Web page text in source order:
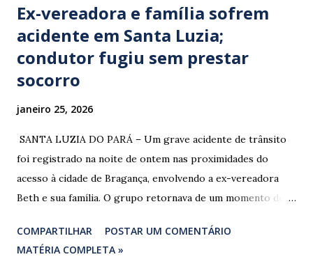
Ex-vereadora e família sofrem
acidente em Santa Luzia;
condutor fugiu sem prestar
socorro
janeiro 25, 2026
​ SANTA LUZIA DO PARÁ – Um grave acidente de trânsito
foi registrado na noite de ontem nas proximidades do
acesso à cidade de Bragança, envolvendo a ex-vereadora
Beth e sua família. O grupo retornava de um momento de
vereadora e irmão dos ex-vereadores de Bragança, Mauro
Rodrigues e Zeca Rodrigues , estava voltando do
COMPARTILHAR
POSTAR UM COMENTÁRIO
MATÉRIA COMPLETA »